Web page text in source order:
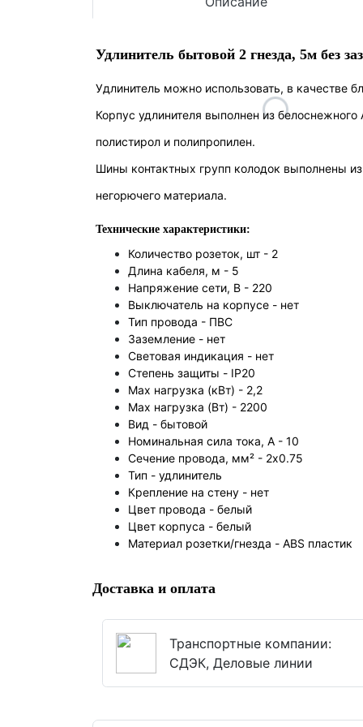
Удлинитель бытовой 2 гнезда, 5м без
Удлинитель можно использовать, в качестве
Корпус удлинителя выполнен из
полистирол и полипропилен.
Шины контактных групп колодок выполнены
негорючего материала.
Технические характеристики:
Количество розеток, шт - 2
Длина кабеля, м - 5
Напряжение сети, В - 220
Выключатель на корпусе - нет
Тип провода - ПВС
Заземление - нет
Световая индикация - нет
Степень защиты - IP20
Max нагрузка (кВт) - 2,2
Max нагрузка (Вт) - 2200
Вид - бытовой
Номинальная сила тока, А - 10
Сечение провода, мм² - 2х0.75
Тип - удлинитель
Крепление на стену - нет
Цвет провода - белый
Цвет корпуса - белый
Материал розетки/гнезда - ABS пластик
Доставка и оплата
Транспортные компании:
СДЭК, Деловые линии